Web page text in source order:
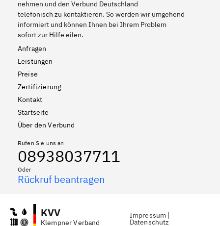
nehmen und den Verbund Deutschland
telefonisch zu kontaktieren. So werden wir umgehend
informiert und können Ihnen bei Ihrem Problem
sofort zur Hilfe eilen.
Anfragen
Leistungen
Preise
Zertifizierung
Kontakt
Startseite
Über den Verbund
Rufen Sie uns an
08938037711
Oder
Rückruf beantragen
KVV
Klempner Verband
Impressum |
Datenschutz